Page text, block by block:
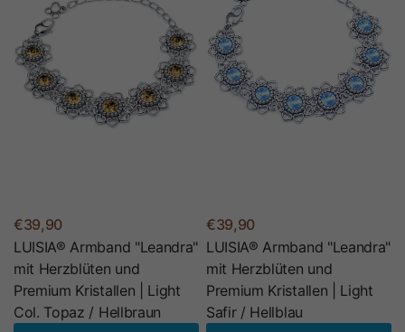
€39,90
LUISIA® Armband "Leandra"
mit Herzblüten und
Premium Kristallen | Light
Col. Topaz / Hellbraun
€39,90
LUISIA® Armband "Leandra"
mit Herzblüten und
Premium Kristallen | Light
Safir / Hellblau